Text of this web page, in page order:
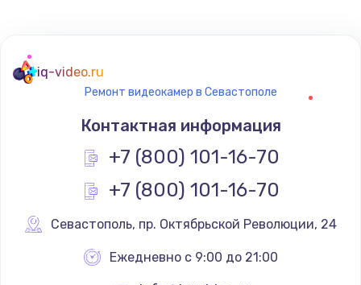
iq-video.ru
Ремонт видеокамер в Севастополе
Контактная информация
+7 (800) 101-16-70
+7 (800) 101-16-70
Севастополь, пр. Октябрьской Революции, 24
Ежедневно с 9:00 до 21:00